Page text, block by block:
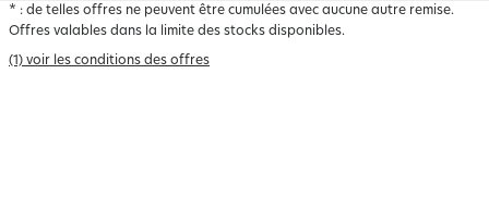
* : de telles offres ne peuvent être cumulées avec aucune autre remise.
Offres valables dans la limite des stocks disponibles.
(1) voir les conditions des offres